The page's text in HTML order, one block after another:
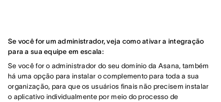
Se você for um administrador, veja como ativar a integração
para a sua equipe em escala:
Se você for o administrador do seu domínio da Asana, também
há uma opção para instalar o complemento para toda a sua
organização, para que os usuários finais não precisem instalar
o aplicativo individualmente por meio do processo de